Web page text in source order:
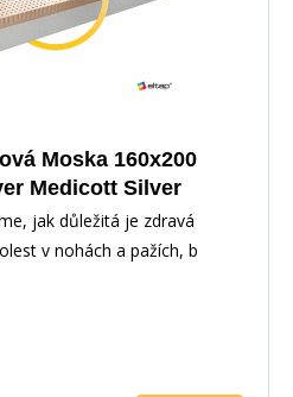
Moska 160x200
Medicott Silver
jak důležitá je zdravá
v nohách a pažích, b